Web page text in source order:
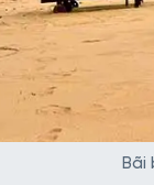
Bãi